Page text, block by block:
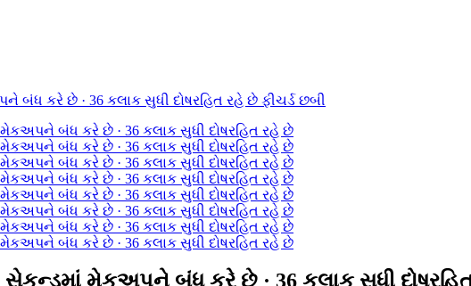
સેકન્ડમાં મેકઅપને બંધ કરે છે · 36 કલાક સુધી